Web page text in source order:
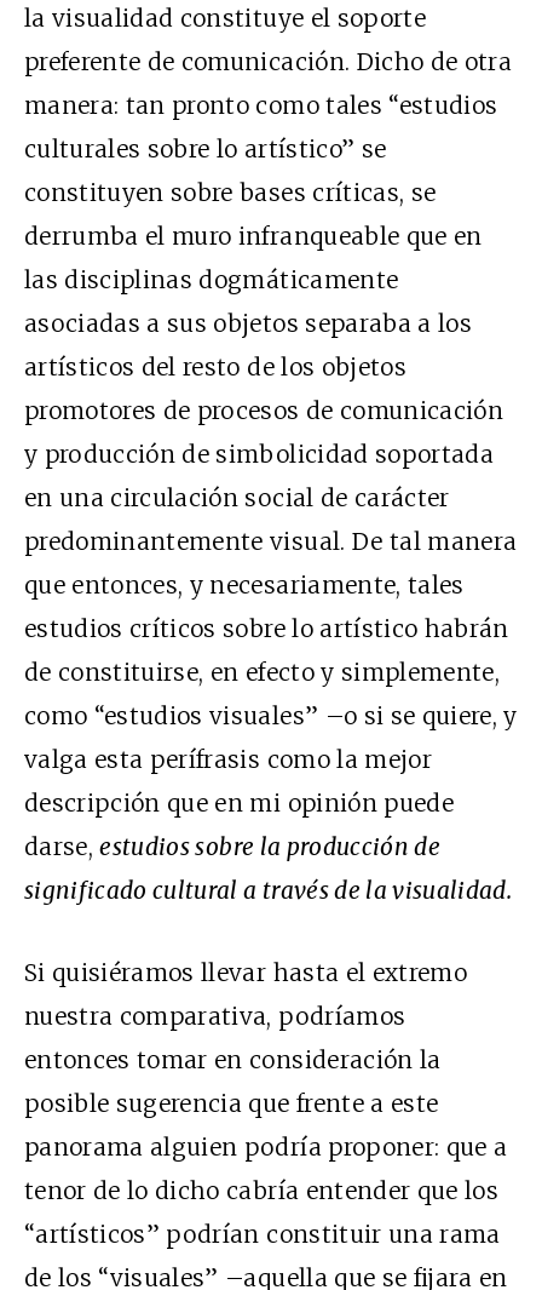
la visualidad constituye el soporte
preferente de comunicación. Dicho de otra
manera: tan pronto como tales “estudios
culturales sobre lo artístico” se
constituyen sobre bases críticas, se
derrumba el muro infranqueable que en
las disciplinas dogmáticamente
asociadas a sus objetos separaba a los
artísticos del resto de los objetos
promotores de procesos de comunicación
y producción de simbolicidad soportada
en una circulación social de carácter
predominantemente visual. De tal manera
que entonces, y necesariamente, tales
estudios críticos sobre lo artístico habrán
de constituirse, en efecto y simplemente,
como “estudios visuales” –o si se quiere, y
valga esta perífrasis como la mejor
descripción que en mi opinión puede
darse,estudios sobre la producción de
significado cultural a través de la visualidad.
Si quisiéramos llevar hasta el extremo
nuestra comparativa, podríamos
entonces tomar en consideración la
posible sugerencia que frente a este
panorama alguien podría proponer: que a
tenor de lo dicho cabría entender que los
“artísticos” podrían constituir una rama
de los “visuales” –aquella que se fijara en